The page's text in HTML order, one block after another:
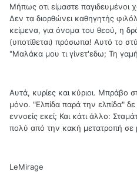
Μήπως οτι είμαστε παγιδευμένοι
Δεν τα διορθώνει καθηγητής
κείμενα, για όνομα του θεού, η
(υποτίθεται) πρόσωπα! Αυτό το
"Μαλάκα μου τι γίνετ'εδω; Τη
Αυτά, κυρίες και κύριοι. Μπράβο
μόνο. "Ελπίδα παρά την ελπίδα"
εννοείς εκεί; Και κάτι άλλο:
πολύ από την κακή μετατροπή σε
LeMirage